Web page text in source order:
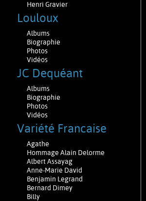
Henri Gravier
Louloux
Albums
Biographie
Photos
Vidéos
JC Dequéant
Albums
Biographie
Photos
Vidéos
Variété Francaise
Agathe
Hommage Alain Delorme
Albert Assayag
Anne-Marie David
Benjamin Legrand
Bernard Dimey
Billy